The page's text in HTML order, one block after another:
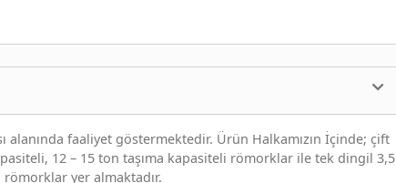
alanında faaliyet göstermektedir. Ürün Halkamızın İçinde; çift
12 – 15 ton taşıma kapasiteli römorklar ile tek dingil 3,5
römorklar yer almaktadır.